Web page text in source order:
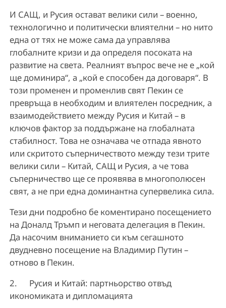
И САЩ, и Русия остават велики сили – военно,
технологично и политически влиятелни – но нито
една от тях не може сама да управлява
глобалните кризи и да определя посоката на
развитие на света. Реалният въпрос вече не е „кой
ще доминира“, а „кой е способен да договаря“. В
този променен и променлив свят Пекин се
превръща в необходим и влиятелен посредник, а
взаимодействието между Русия и Китай – в
ключов фактор за поддържане на глобалната
стабилност. Това не означава че отпада явното
или скритото съперничеството между тези тритe
велики сили – Китай, САЩ и Русия, а че това
съперничество ще се проявява в многополюсен
свят, а не при една доминантна супервелика сила.
Тези дни подробно бе коментирано посещението
на Доналд Тръмп и неговата делегация в Пекин.
Да насочим вниманието си към сегашното
двудневно посещение на Владимир Путин –
отново в Пекин.
2. Русия и Китай: партньорство отвъд
икономиката и дипломацията